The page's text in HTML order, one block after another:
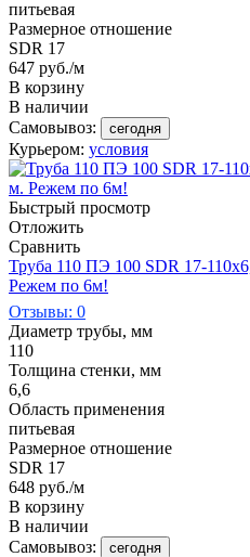
питьевая
Размерное отношение
SDR 17
647 руб./м
В корзину
В наличии
Самовывоз:
сегодня
Курьером: условия
Быстрый просмотр
Отложить
Сравнить
Труба 110 ПЭ 100 SDR 17-
Режем по 6м!
Отзывы: 0
Диаметр трубы, мм
110
Толщина стенки, мм
6,6
Область применения
питьевая
Размерное отношение
SDR 17
648 руб./м
В корзину
В наличии
Самовывоз:
сегодня